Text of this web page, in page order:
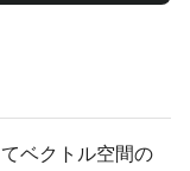
ベクトル空間の